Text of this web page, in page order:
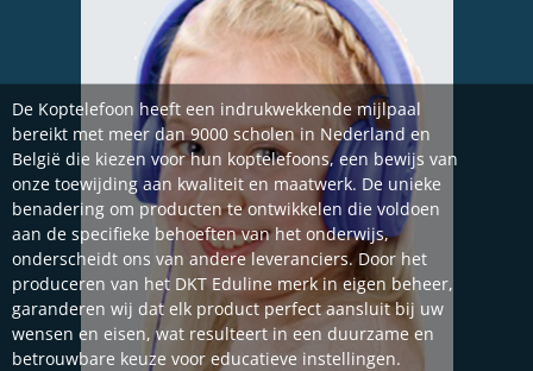
De Koptelefoon heeft een indrukwekkende mijlpaal
bereikt met meer dan 9000 scholen in Nederland en
België die kiezen voor hun koptelefoons, een bewijs van
onze toewijding aan kwaliteit en maatwerk. De unieke
benadering om producten te ontwikkelen die voldoen
aan de specifieke behoeften van het onderwijs,
onderscheidt ons van andere leveranciers. Door het
produceren van het DKT Eduline merk in eigen beheer,
garanderen wij dat elk product perfect aansluit bij uw
wensen en eisen, wat resulteert in een duurzame en
betrouwbare keuze voor educatieve instellingen.